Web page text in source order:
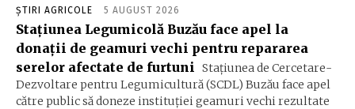
ȘTIRI AGRICOLE 5 AUGUST 2026
Stațiunea Legumicolă Buzău face apel la
donații de geamuri vechi pentru repararea
serelor afectate de furtuni
Stațiunea de Cercetare-
Dezvoltare pentru Legumicultură (SCDL) Buzău face apel
către public să doneze instituției geamuri vechi rezultate